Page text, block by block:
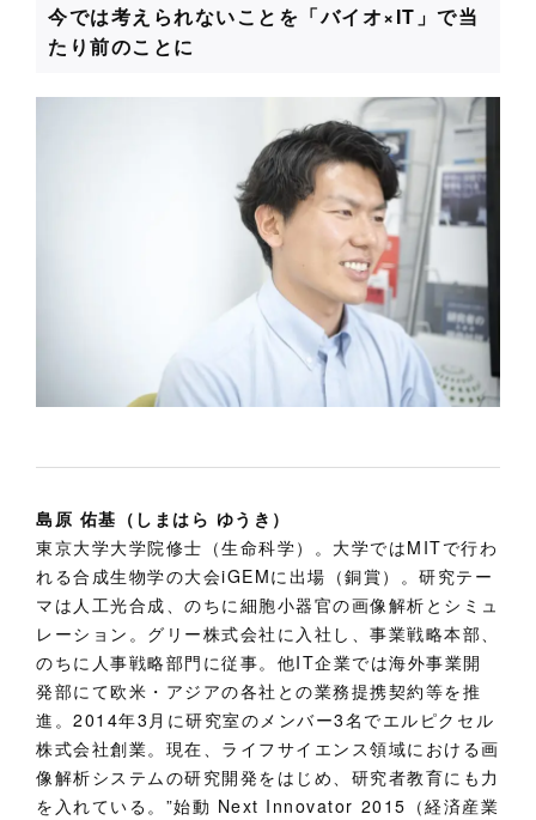
今では考えられないことを「バイオ×IT」で当
たり前のことに
島原 佑基（しまはら ゆうき）
東京大学大学院修士（生命科学）。大学ではMITで行わ
れる合成生物学の大会iGEMに出場（銅賞）。研究テー
マは人工光合成、のちに細胞小器官の画像解析とシミュ
レーション。グリー株式会社に入社し、事業戦略本部、
のちに人事戦略部門に従事。他IT企業では海外事業開
発部にて欧米・アジアの各社との業務提携契約等を推
進。2014年3月に研究室のメンバー3名でエルピクセル
株式会社創業。現在、ライフサイエンス領域における画
像解析システムの研究開発をはじめ、研究者教育にも力
を入れている。”始動 Next Innovator 2015（経済産業